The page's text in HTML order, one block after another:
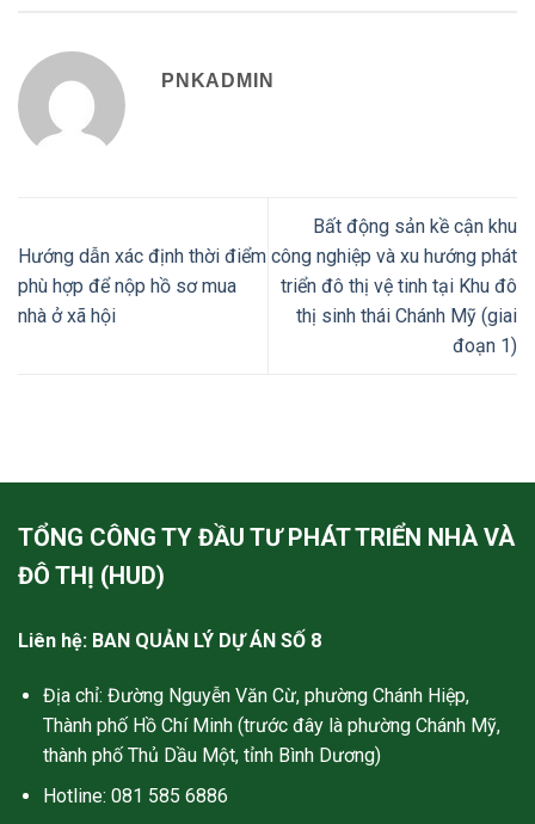
PNKADMIN
Hướng dẫn xác định thời điểm
phù hợp để nộp hồ sơ mua
nhà ở xã hội
Bất động sản kề cận khu
công nghiệp và xu hướng phát
triển đô thị vệ tinh tại Khu đô
thị sinh thái Chánh Mỹ (giai
đoạn 1)
TỔNG CÔNG TY ĐẦU TƯ PHÁT TRIỂN NHÀ VÀ
ĐÔ THỊ (HUD)
Liên hệ: BAN QUẢN LÝ DỰ ÁN SỐ 8
Địa chỉ: Đường Nguyễn Văn Cừ, phường Chánh Hiệp,
Thành phố Hồ Chí Minh (trước đây là phường Chánh Mỹ,
thành phố Thủ Dầu Một, tỉnh Bình Dương)
Hotline: 081 585 6886